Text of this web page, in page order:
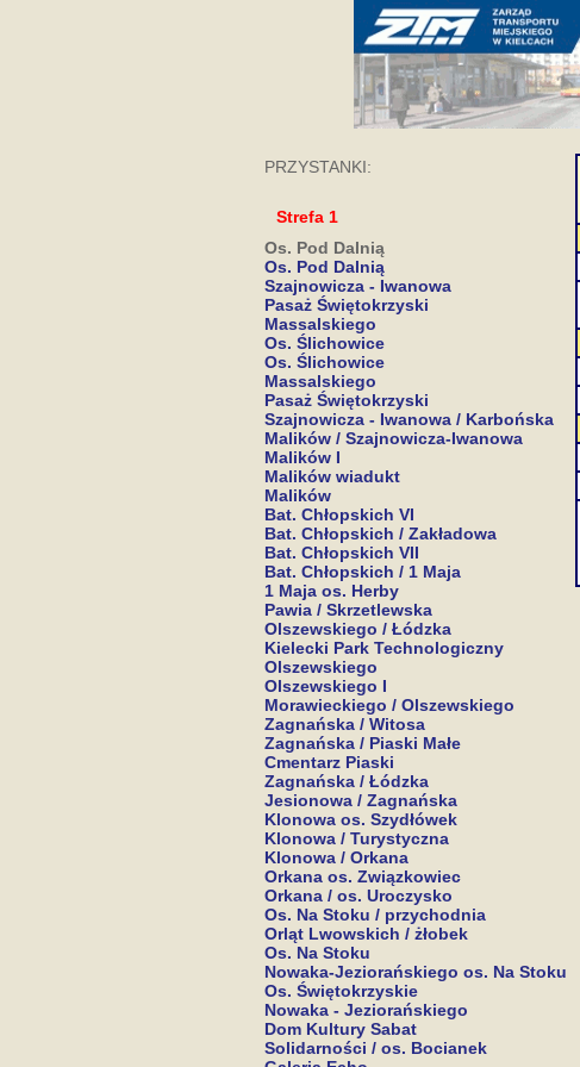
PRZYSTANKI:
Strefa 1
Os. Pod Dalnią
Os. Pod Dalnią
Szajnowicza - Iwanowa
Pasaż Świętokrzyski
Massalskiego
Os. Ślichowice
Os. Ślichowice
Massalskiego
Pasaż Świętokrzyski
Szajnowicza - Iwanowa / Karbońska
Malików / Szajnowicza-Iwanowa
Malików I
Malików wiadukt
Malików
Bat. Chłopskich VI
Bat. Chłopskich / Zakładowa
Bat. Chłopskich VII
Bat. Chłopskich / 1 Maja
1 Maja os. Herby
Pawia / Skrzetlewska
Olszewskiego / Łódzka
Kielecki Park Technologiczny
Olszewskiego
Olszewskiego I
Morawieckiego / Olszewskiego
Zagnańska / Witosa
Zagnańska / Piaski Małe
Cmentarz Piaski
Zagnańska / Łódzka
Jesionowa / Zagnańska
Klonowa os. Szydłówek
Klonowa / Turystyczna
Klonowa / Orkana
Orkana os. Związkowiec
Orkana / os. Uroczysko
Os. Na Stoku / przychodnia
Orląt Lwowskich / żłobek
Os. Na Stoku
Nowaka-Jeziorańskiego os. Na Stoku
Os. Świętokrzyskie
Nowaka - Jeziorańskiego
Dom Kultury Sabat
Solidarności / os. Bocianek